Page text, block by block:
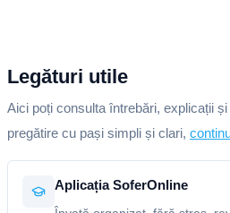
Legături utile
Aici poți consulta întrebări, explicații
pregătire cu pași simpli și clari,
Aplicația SoferOnline